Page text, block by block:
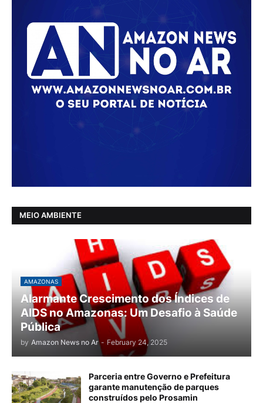
MEIO AMBIENTE
AMAZONAS
Alarmante Crescimento dos Índices de
AIDS no Amazonas: Um Desafio à Saúde
Pública
by Amazon News no Ar - February 24, 2025
Parceria entre Governo e Prefeitura
garante manutenção de parques
construídos pelo Prosamin